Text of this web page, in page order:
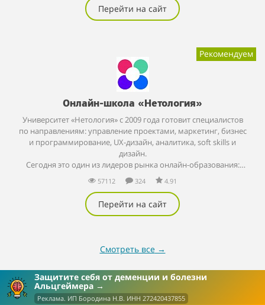
Перейти на сайт
Рекомендуем
Онлайн-школа «Нетология»
Университет «Нетология» с 2009 года готовит специалистов
по направлениям: управление проектами, маркетинг, бизнес
и программирование, UX-дизайн, аналитика, soft skills и
дизайн.
Сегодня это один из лидеров рынка онлайн-образования:
более 500 000 человек уже освоили новые профессии и
навыки вместе с этой школой.
В процессе обучения студенты делают проекты и собирают
портфолио. А специалисты карьерного центра помогают им
Здесь можно не только получить знания, но и
трудоустроиться в ведущие IT-компании: интернет-магазин
платформу «Skyeng» и другие.
57112 324 4.91
Перейти на сайт
Смотреть все →
Защитите себя от деменции и болезни
Альцгеймера
Реклама. ИП Бородина Н.В. ИНН 272420437855